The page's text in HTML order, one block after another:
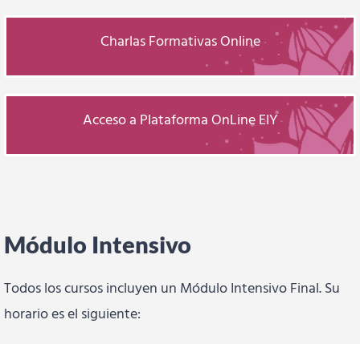
Charlas Formativas Online
Acceso a Plataforma OnLine EIY
Módulo Intensivo
Todos los cursos incluyen un Módulo Intensivo Final. Su
horario es el siguiente: